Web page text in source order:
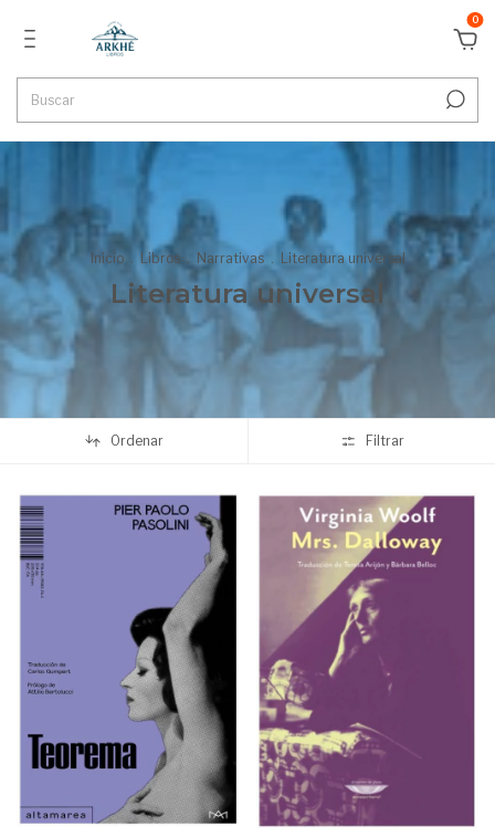
0
Inicio . Libros . Narrativas . Literatura universal
Literatura universal
Ordenar Filtrar